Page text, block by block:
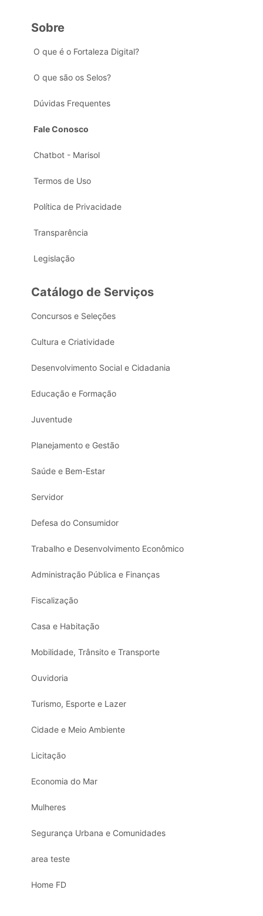
Sobre
O que é o Fortaleza Digital?
O que são os Selos?
Dúvidas Frequentes
Fale Conosco
Chatbot - Marisol
Termos de Uso
Política de Privacidade
Transparência
Legislação
Catálogo de Serviços
Concursos e Seleções
Cultura e Criatividade
Desenvolvimento Social e Cidadania
Educação e Formação
Juventude
Planejamento e Gestão
Saúde e Bem-Estar
Servidor
Defesa do Consumidor
Trabalho e Desenvolvimento Econômico
Administração Pública e Finanças
Fiscalização
Casa e Habitação
Mobilidade, Trânsito e Transporte
Ouvidoria
Turismo, Esporte e Lazer
Cidade e Meio Ambiente
Licitação
Economia do Mar
Mulheres
Segurança Urbana e Comunidades
area teste
Home FD